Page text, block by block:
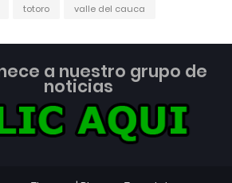
totoro valle del cauca
a nuestro grupo de
noticias